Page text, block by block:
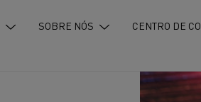
SOBRE NÓS CENTRO DE